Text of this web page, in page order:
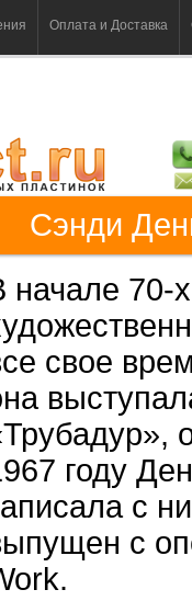
Оплата и Доставка
Сэнди
начале 70-
свое
году
с
с